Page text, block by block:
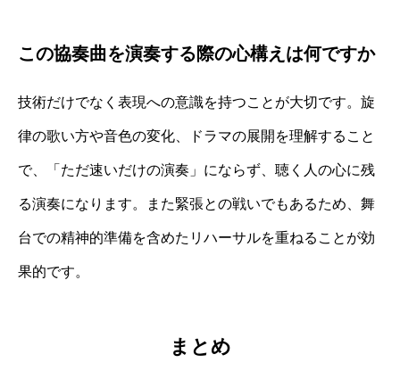
この協奏曲を演奏する際の心構えは何ですか
技術だけでなく表現への意識を持つことが大切です。旋
律の歌い方や音色の変化、ドラマの展開を理解すること
で、「ただ速いだけの演奏」にならず、聴く人の心に残
る演奏になります。また緊張との戦いでもあるため、舞
台での精神的準備を含めたリハーサルを重ねることが効
果的です。
まとめ